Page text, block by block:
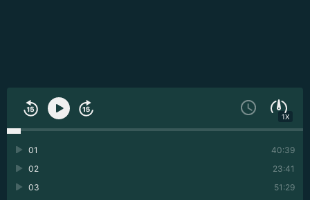
1X
40:39
01
23:41
02
51:29
03